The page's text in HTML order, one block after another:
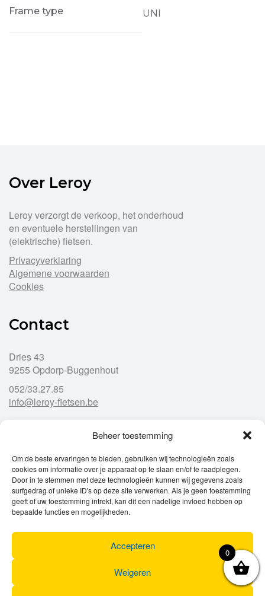
Beheer toestemming
Om de beste ervaringen te bieden, gebruiken wij technologieën zoals
cookies om informatie over je apparaat op te slaan en/of te raadplegen.
Door in te stemmen met deze technologieën kunnen wij gegevens zoals
surfgedrag of unieke ID's op deze site verwerken. Als je geen toestemming
geeft of uw toestemming intrekt, kan dit een nadelige invloed hebben op
bepaalde functies en mogelijkheden.
Accepteren
Weigeren
Frame type UNI
Over Leroy
Leroy verzorgt de verkoop, het onderhoud
en eventuele herstellingen van
(elektrische) fietsen.
Privacyverklaring
Algemene voorwaarden
Cookies
Contact
Dries 43
9255 Opdorp-Buggenhout
052/33.27.85
info@leroy-fietsen.be
Openingsuren
Ma
gesloten
Di
9u – 12u
13u – 18u00
Wo
9u – 12u
13u – 18u00
Do
9u – 12u
13u – 18u00
Za
0